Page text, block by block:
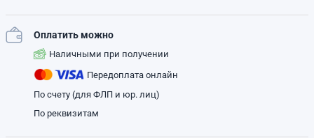
Оплатить можно
Наличными при получении
Передоплата онлайн
По счету (для ФЛП и юр. лиц)
По реквизитам